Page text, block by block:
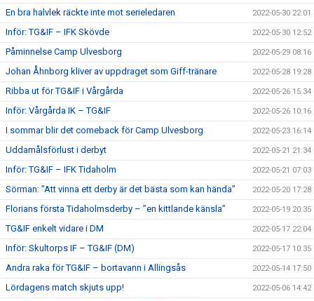
En bra halvlek räckte inte mot serieledaren 2022-05-30 22:01
Inför: TG&IF – IFK Skövde 2022-05-30 12:52
Påminnelse Camp Ulvesborg 2022-05-29 08:16
Johan Åhnborg kliver av uppdraget som Giff-tränare 2022-05-28 19:28
Ribba ut för TG&IF i Vårgårda 2022-05-26 15:34
Inför: Vårgårda IK – TG&IF 2022-05-26 10:16
I sommar blir det comeback för Camp Ulvesborg 2022-05-23 16:14
Uddamålsförlust i derbyt 2022-05-21 21:34
Inför: TG&IF – IFK Tidaholm 2022-05-21 07:03
Sörman: ”Att vinna ett derby är det bästa som kan hända” 2022-05-20 17:28
Florians första Tidaholmsderby – ”en kittlande känsla” 2022-05-19 20:35
TG&IF enkelt vidare i DM 2022-05-17 22:04
Inför: Skultorps IF – TG&IF (DM) 2022-05-17 10:35
Andra raka för TG&IF – bortavann i Allingsås 2022-05-14 17:50
Lördagens match skjuts upp! 2022-05-06 14:42